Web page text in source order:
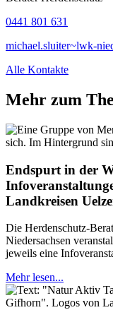
0441 801 631
michael.sluiter~lwk-
Alle Kontakte
Mehr zum
Endspurt in der
Landkreisen
Die Herdenschutz-
Niedersachsen
jeweils eine
Mehr lesen...